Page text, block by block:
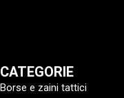
CATEGORIE
Borse e zaini tattici